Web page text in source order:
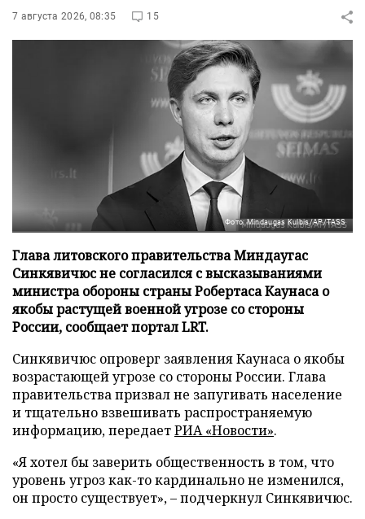
7 августа 2026, 08:35 15
Фото: Mindaugas Kulbis/AP/TASS
Глава литовского правительства Миндаугас
Синкявичюс не согласился с высказываниями
министра обороны страны Робертаса Каунаса о
якобы растущей военной угрозе со стороны
России, сообщает портал LRT.
Синкявичюс опроверг заявления Каунаса о якобы
возрастающей угрозе со стороны России. Глава
правительства призвал не запугивать население
и тщательно взвешивать распространяемую
информацию, передаетРИА «Новости».
«Я хотел бы заверить общественность в том, что
уровень угроз как-то кардинально не изменился,
он просто существует», – подчеркнул Синкявичюс.